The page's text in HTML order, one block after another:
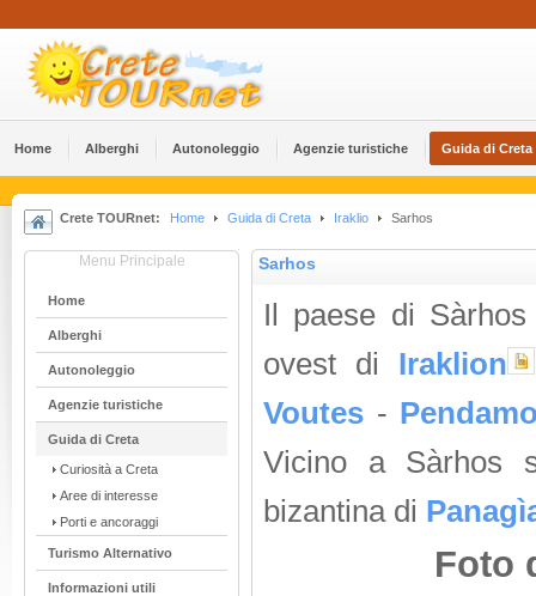
Home Alberghi Αutonoleggio Agenzie turistiche Guida di Creta
Crete TOURnet: Home Guida di Creta Iraklio Sarhos
Menu Principale
Home
Alberghi
Αutonoleggio
Agenzie turistiche
Guida di Creta
Curiosità a Creta
Aree di interesse
Porti e ancoraggi
Turismo Alternativo
Informazioni utili
Sarhos
Il paese di
ovest di Iraklion
Voutes -
Vicino a Sàrhos
bizantina di
Foto